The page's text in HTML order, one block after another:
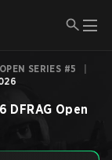
SERIES #5
DFRAG Open